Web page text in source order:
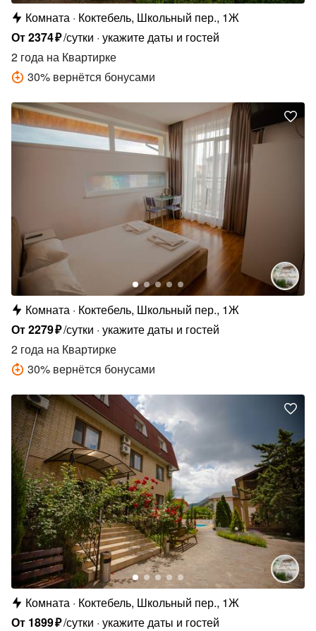
Комната Коктебель, Школьный пер., 1Ж
От2374₽/сутки укажите даты и гостей
2 года на Квартирке
30% вернётся бонусами
Комната Коктебель, Школьный пер., 1Ж
От2279₽/сутки укажите даты и гостей
2 года на Квартирке
30% вернётся бонусами
Комната Коктебель, Школьный пер., 1Ж
От 1899₽/сутки укажите даты и гостей